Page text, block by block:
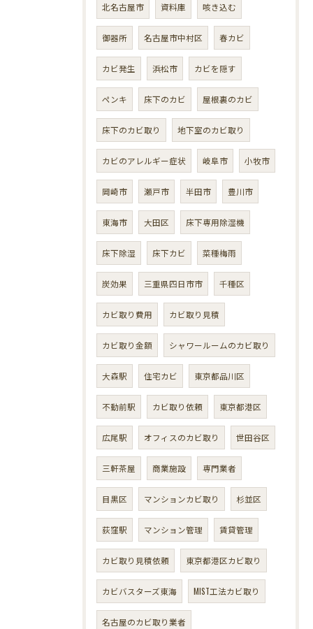
北名古屋市 資料庫 咳き込む
御器所 名古屋市中村区 春カビ
カビ発生 浜松市 カビを隠す
ペンキ 床下のカビ 屋根裏のカビ
床下のカビ取り 地下室のカビ取り
カビのアレルギー症状 岐阜市 小牧市
岡崎市 瀬戸市 半田市 豊川市
東海市 大田区 床下専用除湿機
床下除湿 床下カビ 菜種梅雨
炭効果 三重県四日市市 千種区
カビ取り費用 カビ取り見積
カビ取り金額 シャワールームのカビ取り
大森駅 住宅カビ 東京都品川区
不動前駅 カビ取り依頼 東京都港区
広尾駅 オフィスのカビ取り 世田谷区
三軒茶屋 商業施設 専門業者
目黒区 マンションカビ取り 杉並区
荻窪駅 マンション管理 賃貸管理
カビ取り見積依頼 東京都港区カビ取り
カビバスターズ東海 MIST工法カビ取り
名古屋のカビ取り業者